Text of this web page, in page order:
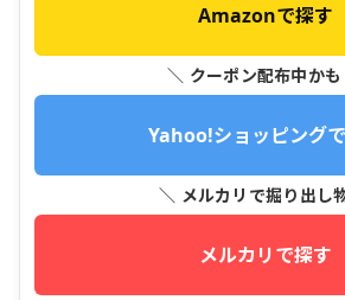
Amazonで探す
＼ クーポン配布中か
Yahoo!ショッピング
＼ メルカリで掘り出し
メルカリで探す